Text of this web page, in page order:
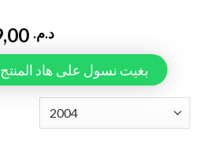
د.م.
مرحباً Tapiauto، بغيت نسول على هاد المنتج